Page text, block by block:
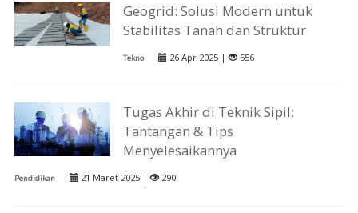
Geogrid: Solusi Modern untuk
Stabilitas Tanah dan Struktur
Tekno 26 Apr 2025 | 556
Tugas Akhir di Teknik Sipil:
Tantangan & Tips
Menyelesaikannya
Pendidikan 21 Maret 2025 | 290